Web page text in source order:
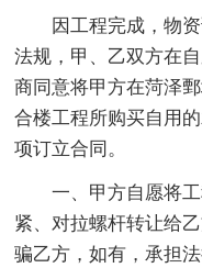
因工程完成，物
法规，甲、乙双方在
商同意将甲方在菏泽
合楼工程所购买自用
项订立合同。
一、甲方自愿将
紧、对拉螺杆转让给
骗乙方，如有，承担法